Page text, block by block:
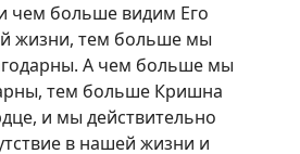
чем больше видим Его
жизни, тем больше мы
А чем больше мы
тем больше Кришна
и мы действительно
в нашей жизни и